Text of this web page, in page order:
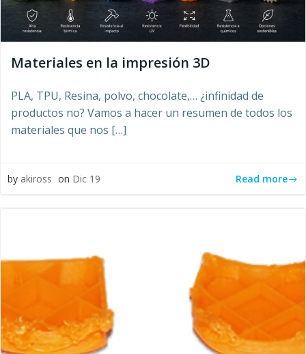
Materiales en la impresión 3D
PLA, TPU, Resina, polvo, chocolate,… ¿infinidad de
productos no? Vamos a hacer un resumen de todos los
materiales que nos […]
by akiross on Dic 19 Read more